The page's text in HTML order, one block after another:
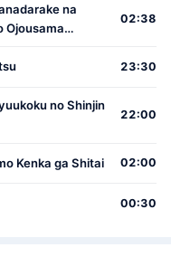
na
Ojousama
02:38
23:30
no Shinjin
22:00
Kenka ga Shitai 02:00
00:30